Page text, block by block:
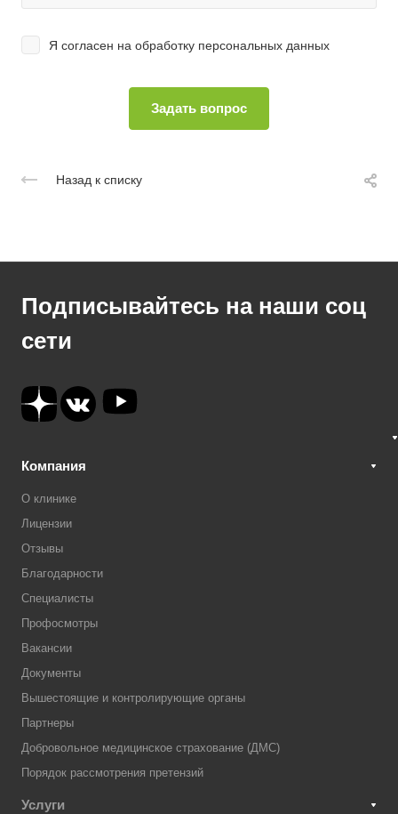
Я согласен на обработку персональных данных
Назад к списку
Подписывайтесь на наши соц
сети
Компания
О клинике
Лицензии
Отзывы
Благодарности
Специалисты
Профосмотры
Вакансии
Документы
Вышестоящие и контролирующие органы
Партнеры
Добровольное медицинское страхование (ДМС)
Порядок рассмотрения претензий
Услуги